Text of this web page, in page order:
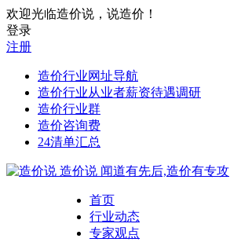
欢迎光临造价说，说造价！
登录
注册
造价行业网址导航
造价行业从业者薪资待遇调研
造价行业群
造价咨询费
24清单汇总
造价说 闻道有先后,造价有专攻
首页
行业动态
专家观点